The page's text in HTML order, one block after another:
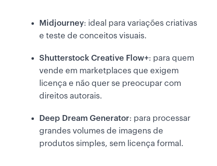
Midjourney: ideal para variações criativas
e teste de conceitos visuais.
Shutterstock Creative Flow+: para quem
vende em marketplaces que exigem
licença e não quer se preocupar com
direitos autorais.
Deep Dream Generator: para processar
grandes volumes de imagens de
produtos simples, sem licença formal.